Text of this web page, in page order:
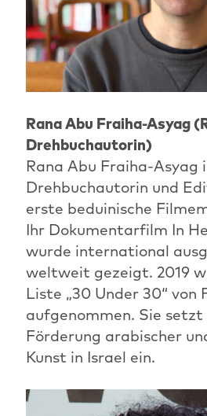
Rana Abu Fraiha-Asyag
Drehbuchautorin)
Rana Abu Fraiha-Asyag
Drehbuchautorin und
erste beduinische
Ihr Dokumentarfilm In
wurde international
weltweit gezeigt. 2019
Liste „30 Under 30“ von
aufgenommen. Sie setzt
Förderung arabischer
Kunst in Israel ein.